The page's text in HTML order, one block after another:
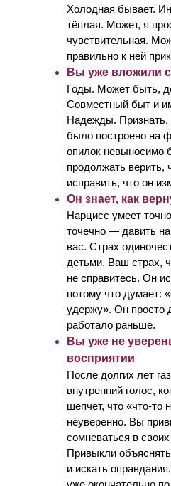
Холодная бывает.
тёплая. Может, я
чувствительная.
правильно к ней
Вы уже вложили
Годы. Может быть,
Совместный быт и
Надежды. Признать,
было построено на
опилок невыносимо
продолжать верить,
исправить, что он
Он знает, как
Нарцисс умеет
точечно — давить
вас. Страх
детьми. Ваш страх,
не справитесь. Он
потому что думает:
удержу». Он просто
работало раньше.
Вы уже не
восприятии
После долгих лет
внутренний голос,
шепчет, что «что-то
неуверенно. Вы
сомневаться в
Привыкли
и искать